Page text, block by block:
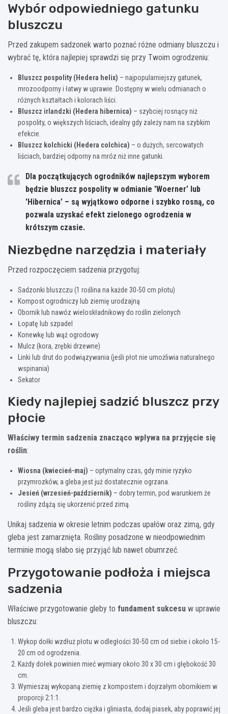
Wybór odpowiedniego gatunku
bluszczu
Przed zakupem sadzonek warto poznać różne odmiany bluszczu i
wybrać tę, która najlepiej sprawdzi się przy Twoim ogrodzeniu:
Bluszcz pospolity (Hedera helix) – najpopularniejszy gatunek,
mrozoodporny i łatwy w uprawie. Dostępny w wielu odmianach o
różnych kształtach i kolorach liści.
Bluszcz irlandzki (Hedera hibernica) – szybciej rosnący niż
pospolity, o większych liściach, idealny gdy zależy nam na szybkim
efekcie.
Bluszcz kolchicki (Hedera colchica) – o dużych, sercowatych
liściach, bardziej odporny na mróz niż inne gatunki.
Dla początkujących ogrodników najlepszym wyborem
będzie bluszcz pospolity w odmianie 'Woerner’ lub
'Hibernica’ – są wyjątkowo odporne i szybko rosną, co
pozwala uzyskać efekt zielonego ogrodzenia w
krótszym czasie.
Niezbędne narzędzia i materiały
Przed rozpoczęciem sadzenia przygotuj:
Sadzonki bluszczu (1 roślina na każde 30-50 cm płotu)
Kompost ogrodniczy lub ziemię urodzajną
Obornik lub nawóz wieloskładnikowy do roślin zielonych
Łopatę lub szpadel
Konewkę lub wąż ogrodowy
Mulcz (kora, zrębki drzewne)
Linki lub drut do podwiązywania (jeśli płot nie umożliwia naturalnego
wspinania)
Sekator
Kiedy najlepiej sadzić bluszcz przy
płocie
Właściwy termin sadzenia znacząco wpływa na przyjęcie się
roślin:
Wiosna (kwiecień-maj) – optymalny czas, gdy minie ryzyko
przymrozków, a gleba jest już dostatecznie ogrzana.
Jesień (wrzesień-październik) – dobry termin, pod warunkiem że
rośliny zdążą się ukorzenić przed zimą.
Unikaj sadzenia w okresie letnim podczas upałów oraz zimą, gdy
gleba jest zamarznięta. Rośliny posadzone w nieodpowiednim
terminie mogą słabo się przyjąć lub nawet obumrzeć.
Przygotowanie podłoża i miejsca
sadzenia
Właściwe przygotowanie gleby to fundament sukcesu w uprawie
bluszczu:
Wykop dołki wzdłuż płotu w odległości 30-50 cm od siebie i około 15-
20 cm od ogrodzenia.
Każdy dołek powinien mieć wymiary około 30 x 30 cm i głębokość 30
cm.
Wymieszaj wykopaną ziemię z kompostem i dojrzałym obornikiem w
proporcji 2:1:1.
Jeśli gleba jest bardzo ciężka i gliniasta, dodaj piasek, aby poprawić jej